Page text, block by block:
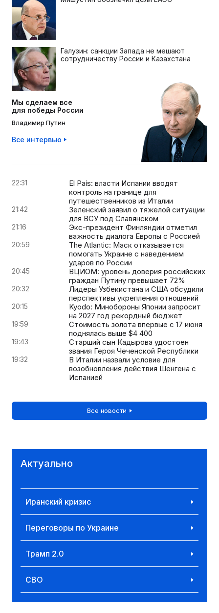
Галузин: санкции Запада не мешают
сотрудничеству России и Казахстана
Мы сделаем все
для победы России
Владимир Путин
Все интервью
22:31
El País: власти Испании вводят
контроль на границе для
путешественников из Италии
21:42
Зеленский заявил о тяжелой ситуации
для ВСУ под Славянском
21:16
Экс-президент Финляндии отметил
важность диалога Европы с Россией
20:59
The Atlantic: Маск отказывается
помогать Украине с наведением
ударов по России
20:45
ВЦИОМ: уровень доверия российских
граждан Путину превышает 72%
20:32
Лидеры Узбекистана и США обсудили
перспективы укрепления отношений
20:15
Kyodo: Минобороны Японии запросит
на 2027 год рекордный бюджет
19:59
Стоимость золота впервые с 17 июня
поднялась выше $4 400
19:43
Старший сын Кадырова удостоен
звания Героя Чеченской Республики
19:32
В Италии назвали условие для
возобновления действия Шенгена с
Испанией
Все новости
Актуально
Иранский кризис
Переговоры по Украине
Трамп 2.0
СВО